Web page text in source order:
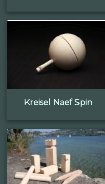
Kreisel Naef Spin